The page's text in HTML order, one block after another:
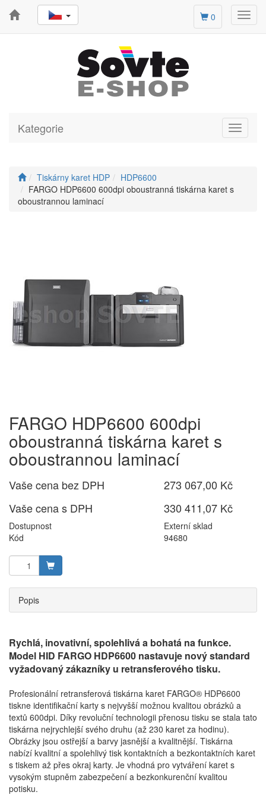
0
Toggle
Kategorie
Tiskárny karet HDP
HDP6600
FARGO HDP6600 600dpi oboustranná tiskárna karet s
oboustrannou laminací
FARGO HDP6600 600dpi
oboustranná tiskárna karet s
oboustrannou laminací
Vaše cena bez DPH
273 067,00 Kč
Vaše cena s DPH
330 411,07 Kč
Dostupnost
Externí sklad
Kód
94680
Popis
Rychlá, inovativní, spolehlivá a bohatá na funkce.
Model HID FARGO HDP6600 nastavuje nový standard
vyžadovaný zákazníky u retransferového tisku.
Profesionální retransferová tiskárna karet FARGO® HDP6600
tiskne identifikační karty s nejvyšší možnou kvalitou obrázků a
textů 600dpi. Díky revoluční technologii přenosu tisku se stala tato
tiskárna nejrychlejší svého druhu (až 230 karet za hodinu).
Obrázky jsou ostřejší a barvy jasnější a kvalitnější. Tiskárna
nabízí kvalitní a spolehlivý tisk kontaktních a bezkontaktních karet
s tiskem až přes okraj karty. Je vhodná pro vytváření karet s
vysokým stupněm zabezpečení a bezkonkurenční kvalitou
potisku.